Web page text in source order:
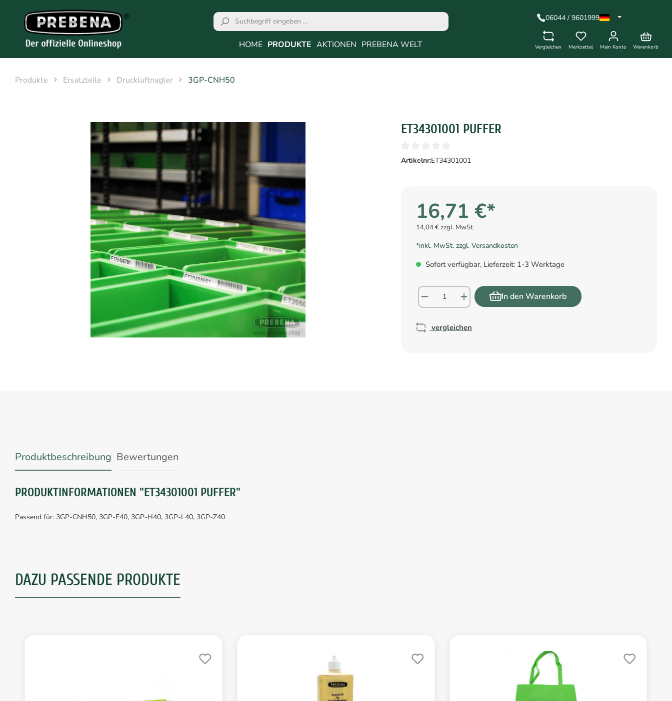
HOME PRODUKTE AKTIONEN PREBENA WELT
06044 / 9601999
Vergleichen Merkzettel Mein Konto Warenkorb
Produkte Ersatzteile Druckluftnagler 3GP-CNH50
ET34301001 PUFFER
Artikelnr:ET34301001
16,71 €*
14,04 € zzgl. MwSt.
*inkl. MwSt. zzgl. Versandkosten
Sofort verfügbar, Lieferzeit: 1-3 Werktage
In den Warenkorb
vergleichen
Produktbeschreibung Bewertungen
PRODUKTINFORMATIONEN "ET34301001 PUFFER"
Passend für: 3GP-CNH50, 3GP-E40, 3GP-H40, 3GP-L40, 3GP-Z40
DAZU PASSENDE PRODUKTE